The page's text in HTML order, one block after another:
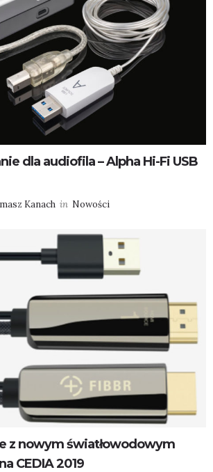
dla audiofila – Alpha Hi-Fi USB
Kanach in Nowości
z nowym światłowodowym
CEDIA 2019